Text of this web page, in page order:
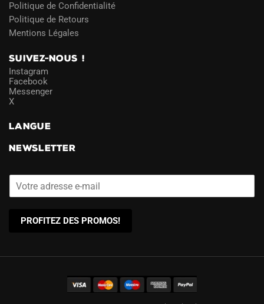
Politique de Confidentialité
Politique de Retours
Mentions Légales
SUIVEZ-NOUS !
Instagram
Facebook
Messenger
X
LANGUE
NEWSLETTER
PROFITEZ DES PROMOS!